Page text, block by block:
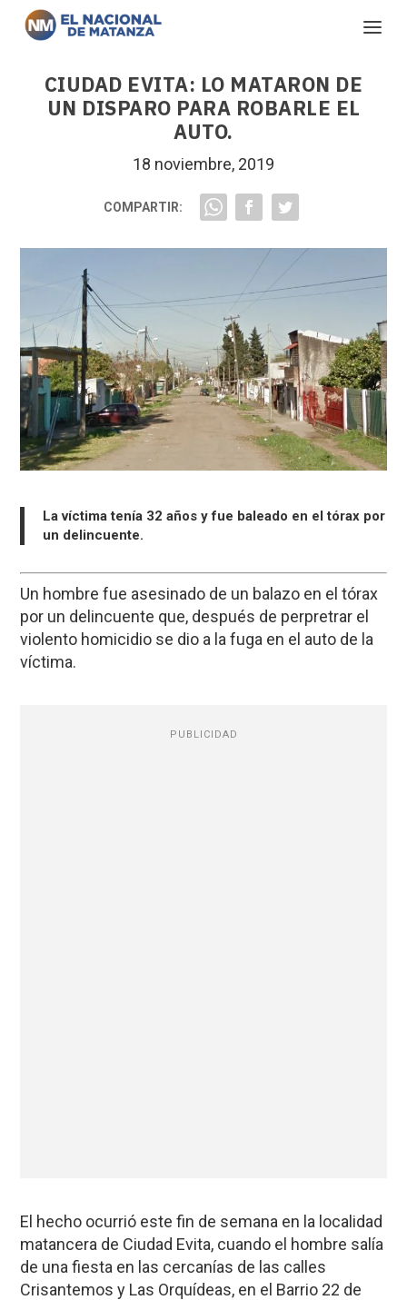
CIUDAD EVITA: LO MATARON DE
UN DISPARO PARA ROBARLE EL
AUTO.
18 noviembre, 2019
COMPARTIR:
La víctima tenía 32 años y fue baleado en el tórax por
un delincuente.
Un hombre fue asesinado de un balazo en el tórax
por un delincuente que, después de perpretrar el
violento homicidio se dio a la fuga en el auto de la
víctima.
PUBLICIDAD
El hecho ocurrió este fin de semana en la localidad
matancera de Ciudad Evita, cuando el hombre salía
de una fiesta en las cercanías de las calles
Crisantemos y Las Orquídeas, en el Barrio 22 de